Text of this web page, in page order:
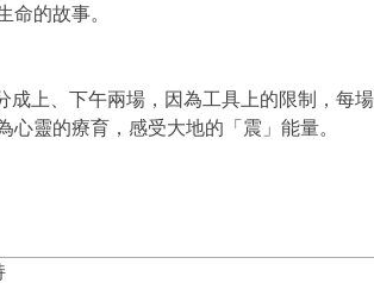
命的故事。
成上、下午兩場，因為工具上的限制，每
靈的療育，感受大地的「震」能量。